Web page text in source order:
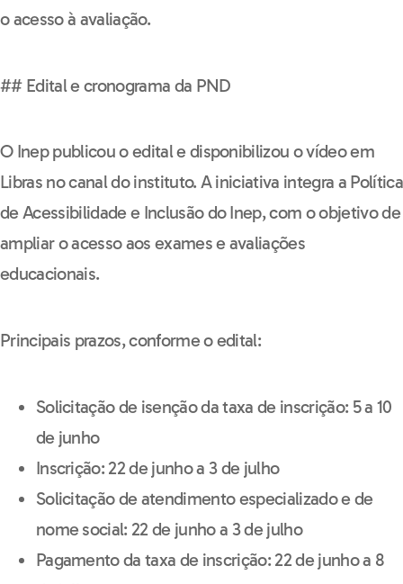
o acesso à avaliação.
## Edital e cronograma da PND
O Inep publicou o edital e disponibilizou o vídeo em
Libras no canal do instituto. A iniciativa integra a Política
de Acessibilidade e Inclusão do Inep, com o objetivo de
ampliar o acesso aos exames e avaliações
educacionais.
Principais prazos, conforme o edital:
Solicitação de isenção da taxa de inscrição: 5 a 10
de junho
Inscrição: 22 de junho a 3 de julho
Solicitação de atendimento especializado e de
nome social: 22 de junho a 3 de julho
Pagamento da taxa de inscrição: 22 de junho a 8